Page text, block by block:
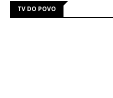
TV DO POVO